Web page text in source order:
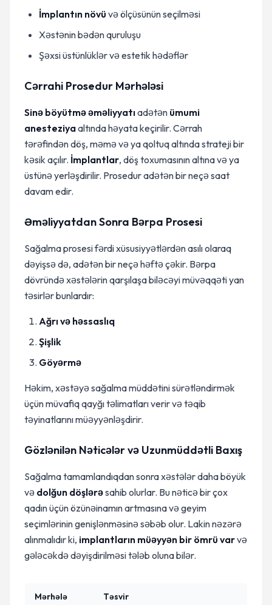
İmplantın növü və ölçüsünün seçilməsi
Xəstənin bədən quruluşu
Şəxsi üstünlüklər və estetik hədəflər
Cərrahi Prosedur Mərhələsi
Sinə böyütmə əməliyyatıadətən ümumi
anesteziyaaltında həyata keçirilir. Cərrah
tərəfindən döş, məmə və ya qoltuq altında strateji bir
kəsik açılır. İmplantlar, döş toxumasının altına və ya
üstünə yerləşdirilir. Prosedur adətən bir neçə saat
davam edir.
Əməliyyatdan Sonra Bərpa Prosesi
Sağalma prosesi fərdi xüsusiyyətlərdən asılı olaraq
dəyişsə də, adətən bir neçə həftə çəkir. Bərpa
dövründə xəstələrin qarşılaşa biləcəyi müvəqqəti yan
təsirlər bunlardır:
Ağrı və həssaslıq
Şişlik
Göyərmə
Həkim, xəstəyə sağalma müddətini sürətləndirmək
üçün müvafiq qayğı təlimatları verir və təqib
təyinatlarını müəyyənləşdirir.
Gözlənilən Nəticələr və Uzunmüddətli Baxış
Sağalma tamamlandıqdan sonra xəstələr daha böyük
və dolğun döşlərəsahib olurlar. Bu nəticə bir çox
qadın üçün özünəinamın artmasına və geyim
seçimlərinin genişlənməsinə səbəb olur. Lakin nəzərə
alınmalıdır ki, implantların müəyyən bir ömrü varvə
gələcəkdə dəyişdirilməsi tələb oluna bilər.
Mərhələ Təsvir